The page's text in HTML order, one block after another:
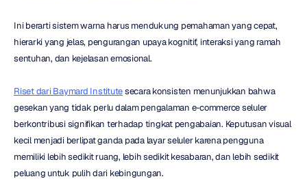
Ini berarti sistem warna harus mendukung pemahaman yang cepat,
hierarki yang jelas, pengurangan upaya kognitif, interaksi yang ramah
sentuhan, dan kejelasan emosional.
Riset dari Baymard Institute secara konsisten menunjukkan bahwa
gesekan yang tidak perlu dalam pengalaman e-commerce seluler
berkontribusi signifikan terhadap tingkat pengabaian. Keputusan visual
kecil menjadi berlipat ganda pada layar seluler karena pengguna
memiliki lebih sedikit ruang, lebih sedikit kesabaran, dan lebih sedikit
peluang untuk pulih dari kebingungan.